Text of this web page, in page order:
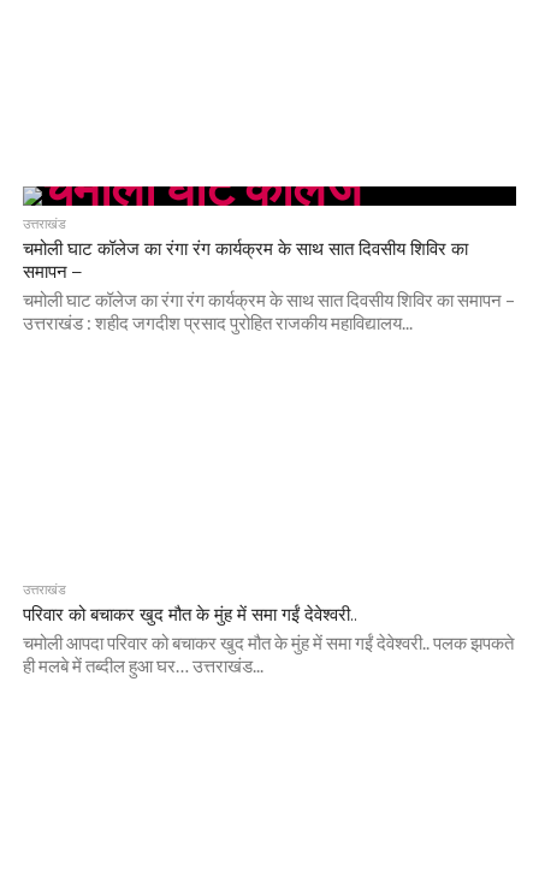
उत्तराखंड
चमोली घाट कॉलेज का रंगा रंग कार्यक्रम के साथ सात दिवसीय शिविर का
समापन –
चमोली घाट कॉलेज का रंगा रंग कार्यक्रम के साथ सात दिवसीय शिविर का समापन –
उत्तराखंड : शहीद जगदीश प्रसाद पुरोहित राजकीय महाविद्यालय...
उत्तराखंड
परिवार को बचाकर खुद मौत के मुंह में समा गईं देवेश्वरी..
चमोली आपदा परिवार को बचाकर खुद मौत के मुंह में समा गईं देवेश्वरी.. पलक झपकते
ही मलबे में तब्दील हुआ घर… उत्तराखंड...